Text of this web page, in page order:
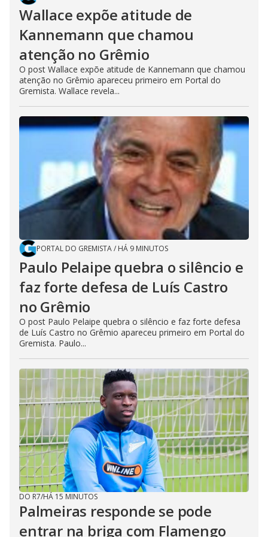
Wallace expõe atitude de
Kannemann que chamou
atenção no Grêmio
O post Wallace expõe atitude de Kannemann que chamou
atenção no Grêmio apareceu primeiro em Portal do
Gremista. Wallace revela...
PORTAL DO GREMISTA/ HÁ 9 MINUTOS
Paulo Pelaipe quebra o silêncio e
faz forte defesa de Luís Castro
no Grêmio
O post Paulo Pelaipe quebra o silêncio e faz forte defesa
de Luís Castro no Grêmio apareceu primeiro em Portal do
Gremista. Paulo...
DO R7/HÁ 15 MINUTOS
Palmeiras responde se pode
entrar na briga com Flamengo